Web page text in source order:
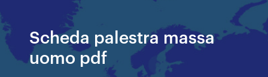
Scheda palestra massa
uomo pdf